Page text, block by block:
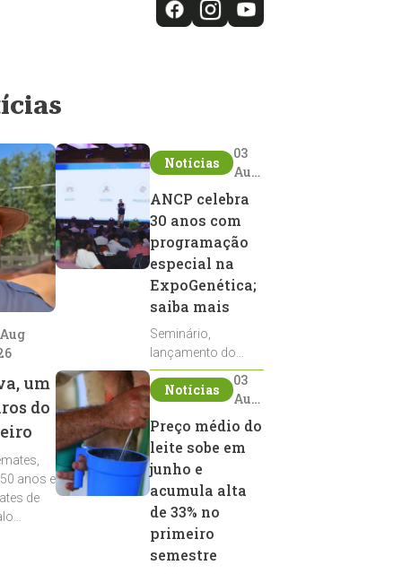
um
do
anos e
de
Notícias
03
Aug
ANCP celebra
30 anos com
programação
especial na
ExpoGenética;
saiba mais
Seminário,
lançamento do
Sumário de Touros,
debates, podcast,
reprodutores e
homenagens
integram a
programação da
entidade durante a
ExpoGenética 2026
Notícias
03
Aug
2026
Preço médio do
leite sobe em
junho e
acumula alta
de 33% no
primeiro
semestre